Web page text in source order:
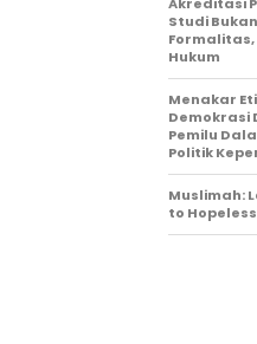
Studi
Formalitas,
Hukum
Menakar
Demokrasi
Pemilu
Politik
Muslimah:
to